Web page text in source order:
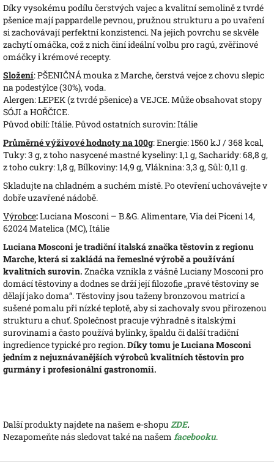
Díky vysokému podílu čerstvých vajec a kvalitní semolině z tvrdé
pšenice mají pappardelle pevnou, pružnou strukturu a po uvaření
si zachovávají perfektní konzistenci. Na jejich povrchu se skvěle
zachytí omáčka, což z nich činí ideální volbu pro ragú, zvěřinové
omáčky i krémové recepty.
Složení: PŠENIČNÁ mouka z Marche, čerstvá vejce z chovu slepic
na podestýlce (30%), voda.
Alergen: LEPEK (z tvrdé pšenice) a VEJCE. Může obsahovat stopy
SÓJI a HOŘČICE.
Původ obilí: Itálie. Původ ostatních surovin: Itálie
Průměrné výživové hodnoty na 100g: Energie: 1560 kJ / 368 kcal,
Tuky: 3 g, z toho nasycené mastné kyseliny: 1,1 g, Sacharidy: 68,8 g,
z toho cukry: 1,8 g, Bílkoviny: 14,9 g, Vláknina: 3,3 g, Sůl: 0,11 g.
Skladujte na chladném a suchém místě. Po otevření uchovávejte v
dobře uzavřené nádobě.
Výrobce:Luciana Mosconi – B.&G. Alimentare, Via dei Piceni 14,
62024 Matelica (MC), Itálie
Luciana Mosconi je tradiční italská značka těstovin z regionu
Marche, která si zakládá na řemeslné výrobě a používání
kvalitních surovin. Značka vznikla z vášně Luciany Mosconi pro
domácí těstoviny a dodnes se drží její filozofie „pravé těstoviny se
dělají jako doma“. Těstoviny jsou taženy bronzovou matricí a
sušené pomalu při nízké teplotě, aby si zachovaly svou přirozenou
strukturu a chuť. Společnost pracuje výhradně s italskými
surovinami a často používá bylinky, špaldu či další tradiční
ingredience typické pro region.Díky tomu je Luciana Mosconi
jedním z nejuznávanějších výrobců kvalitních těstovin pro
gurmány i profesionální gastronomii.
Další produkty najdete na našem e-shopu ZDE.
Nezapomeňte nás sledovat také na našem facebooku.